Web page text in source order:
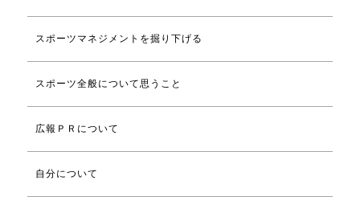
スポーツマネジメントを掘り下げる
スポーツ全般について思うこと
広報ＰＲについて
自分について